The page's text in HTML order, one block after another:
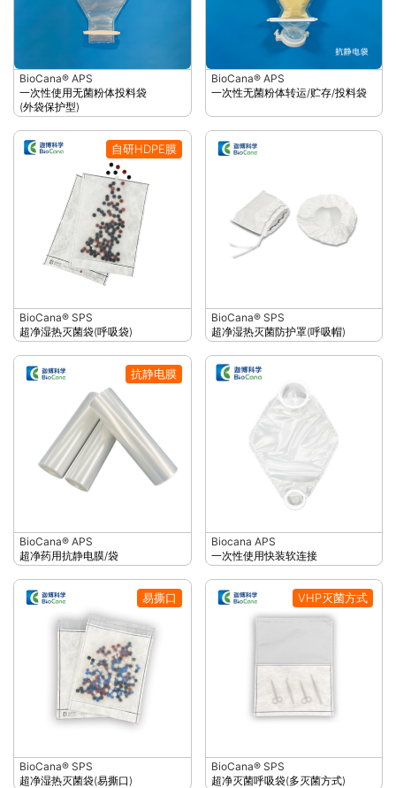
BioCana® APS
一次性使用无菌粉体投料袋
(外袋保护型)
BioCana® APS
一次性无菌粉体转运/贮存/投料袋
自研HDPE膜
BioCana® SPS
超净湿热灭菌袋(呼吸袋)
BioCana® SPS
超净湿热灭菌防护罩(呼吸帽)
抗静电膜
BioCana® APS
超净药用抗静电膜/袋
Biocana APS
一次性使用快装软连接
易撕口
BioCana® SPS
超净湿热灭菌袋(易撕口)
VHP灭菌方式
BioCana® SPS
超净灭菌呼吸袋(多灭菌方式)